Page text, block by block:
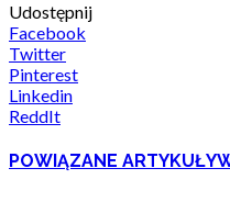
Udostępnij
Facebook
Twitter
Pinterest
Linkedin
ReddIt
POWIĄZANE ARTYKUŁY